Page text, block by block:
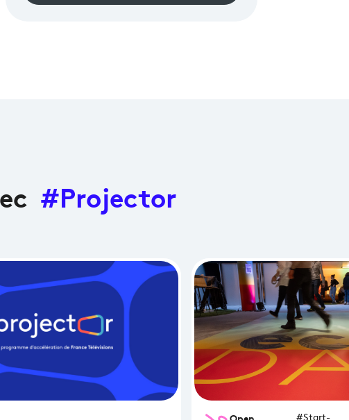
#Projector